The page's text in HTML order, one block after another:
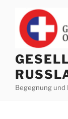
springen
Begegnung und